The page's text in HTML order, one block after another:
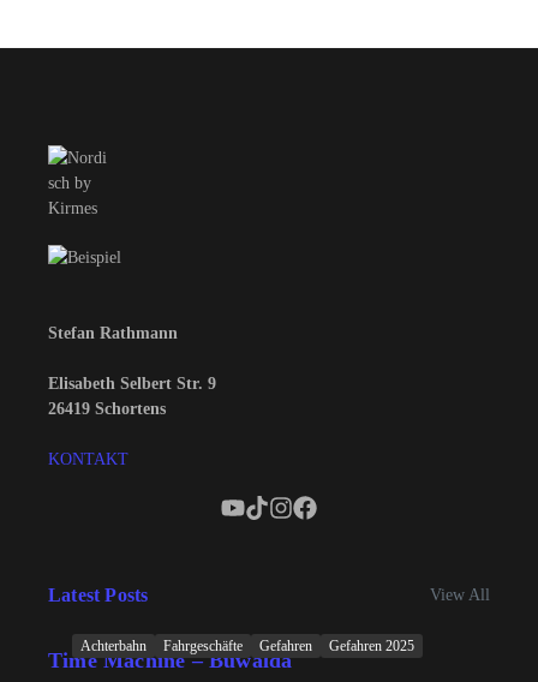
Stefan Rathmann
Elisabeth Selbert Str. 9
26419 Schortens
KONTAKT
Latest Posts View All
Achterbahn Fahrgeschäfte Gefahren Gefahren 2025
Time Machine – Buwalda